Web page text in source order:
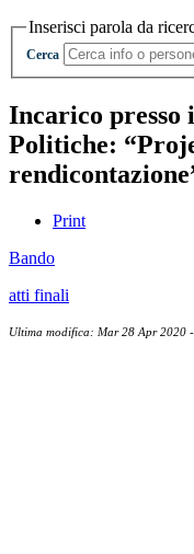
Inserisci parola da
Cerca
Incarico presso
Politiche:
Print
Bando
atti finali
Ultima modifica: Mar 28 Apr 2020